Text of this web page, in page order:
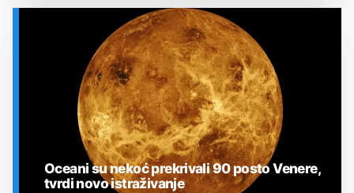
Oceani su nekoć prekrivali 90 posto Venere,
tvrdi novo istraživanje